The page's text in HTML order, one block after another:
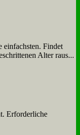
ein­fach­sten. Fin­det
Al­ter raus...
Erforderliche